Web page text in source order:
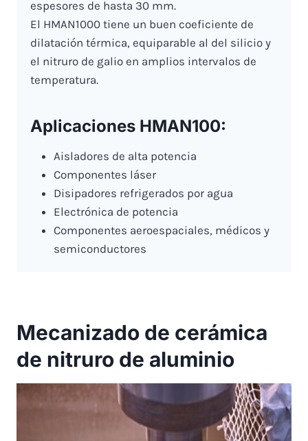
espesores de hasta 30 mm.
El HMAN1000 tiene un buen coeficiente de
dilatación térmica, equiparable al del silicio y
el nitruro de galio en amplios intervalos de
temperatura.
Aplicaciones HMAN100:
Aisladores de alta potencia
Componentes láser
Disipadores refrigerados por agua
Electrónica de potencia
Componentes aeroespaciales, médicos y
semiconductores
Mecanizado de cerámica
de nitruro de aluminio